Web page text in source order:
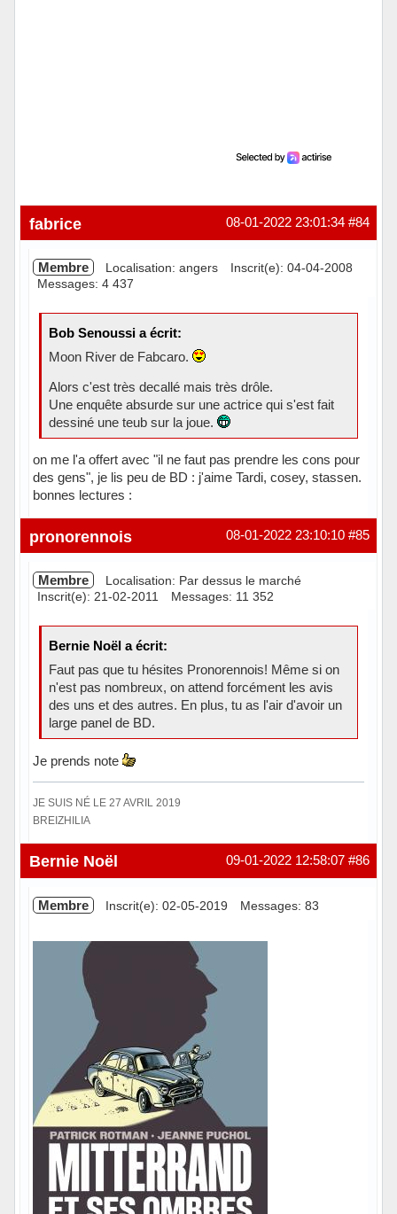
#84
08-01-2022 23:01:34
fabrice
Membre Localisation: angers
Inscrit(e): 04-04-2008
Messages: 4 437
Bob Senoussi a écrit:
Moon River de Fabcaro.
Alors c'est très decallé mais très drôle.
Une enquête absurde sur une actrice qui s'est fait
dessiné une teub sur la joue.
on me l'a offert avec "il ne faut pas prendre les cons pour
des gens", je lis peu de BD : j'aime Tardi, cosey, stassen.
bonnes lectures :
Hors ligne #85
08-01-2022 23:10:10
pronorennois
Membre
Localisation: Par dessus le marché
Inscrit(e): 21-02-2011
Messages: 11 352
Bernie Noël a écrit:
Faut pas que tu hésites Pronorennois! Même si on
n'est pas nombreux, on attend forcément les avis
des uns et des autres. En plus, tu as l'air d'avoir un
large panel de BD.
Je prends note
JE SUIS NÉ LE 27 AVRIL 2019
BREIZHILIA
Hors ligne #86
09-01-2022 12:58:07
Bernie Noël
Membre Inscrit(e): 02-05-2019 Messages: 83